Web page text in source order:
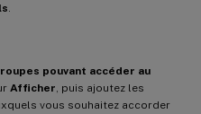
pouvant accéder au
Afficher , puis ajoutez les
vous souhaitez accorder